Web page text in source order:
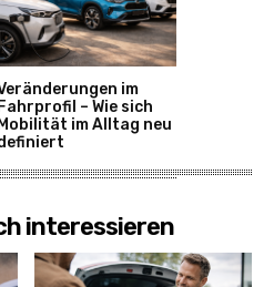
im
– Wie sich
im Alltag neu
interessieren